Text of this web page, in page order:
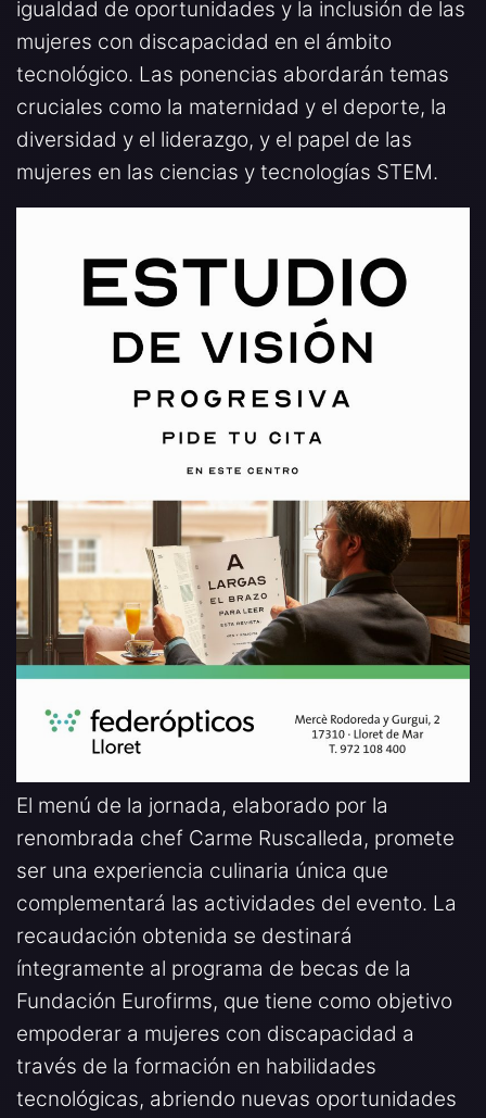
igualdad de oportunidades y la inclusión de las
mujeres con discapacidad en el ámbito
tecnológico. Las ponencias abordarán temas
cruciales como la maternidad y el deporte, la
diversidad y el liderazgo, y el papel de las
mujeres en las ciencias y tecnologías STEM.
El menú de la jornada, elaborado por la
renombrada chef Carme Ruscalleda, promete
ser una experiencia culinaria única que
complementará las actividades del evento. La
recaudación obtenida se destinará
íntegramente al programa de becas de la
Fundación Eurofirms, que tiene como objetivo
empoderar a mujeres con discapacidad a
través de la formación en habilidades
tecnológicas, abriendo nuevas oportunidades